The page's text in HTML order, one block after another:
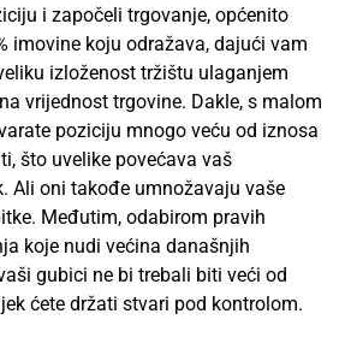
i započeli trgovanje, općenito
imovine koju odražava, dajući vam
izloženost tržištu ulaganjem
vrijednost trgovine. Dakle, s malom
poziciju mnogo veću od iznosa
što uvelike povećava vaš
Ali oni takođe umnožavaju vaše
Međutim, odabirom pravih
koje nudi većina današnjih
gubici ne bi trebali biti veći od
ćete držati stvari pod kontrolom.